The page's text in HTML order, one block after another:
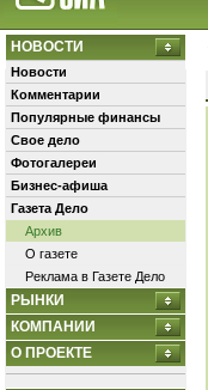
НОВОСТИ
Новости
Комментарии
Популярные финансы
Свое дело
Фотогалереи
Бизнес-афиша
Газета Дело
Архив
О газете
Реклама в Газете Дело
РЫНКИ
КОМПАНИИ
О ПРОЕКТЕ